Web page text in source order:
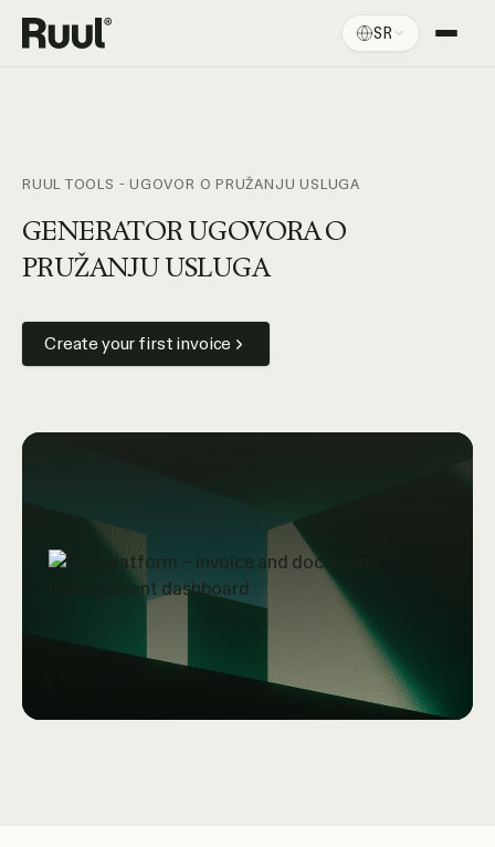
Ruul početna SR
RUUL TOOLS - UGOVOR O PRUŽANJU USLUGA
GENERATOR UGOVORA O
PRUŽANJU USLUGA
Create your first invoice